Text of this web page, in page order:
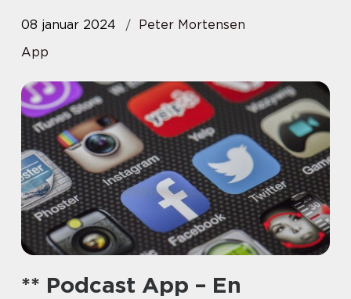
08 januar 2024
Peter Mortensen
App
** Podcast App – En